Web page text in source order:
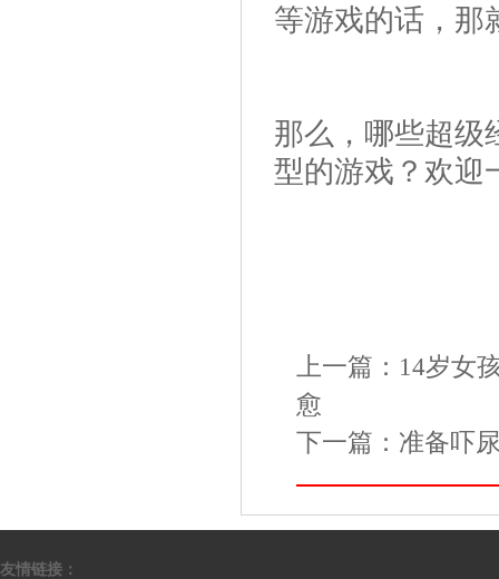
等游戏的话，那
那么，哪些超级
型的游戏？欢迎
上一篇： 14岁女
愈
下一篇： 准备吓
友情链接：